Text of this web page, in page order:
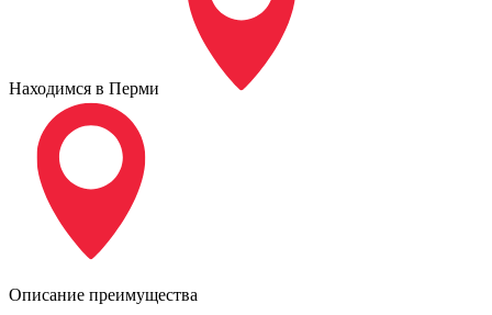
Находимся в Перми
Описание преимущества